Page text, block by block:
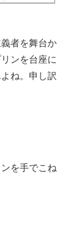
者を舞台か
ンを台座に
ね。申し訳
を手でこね